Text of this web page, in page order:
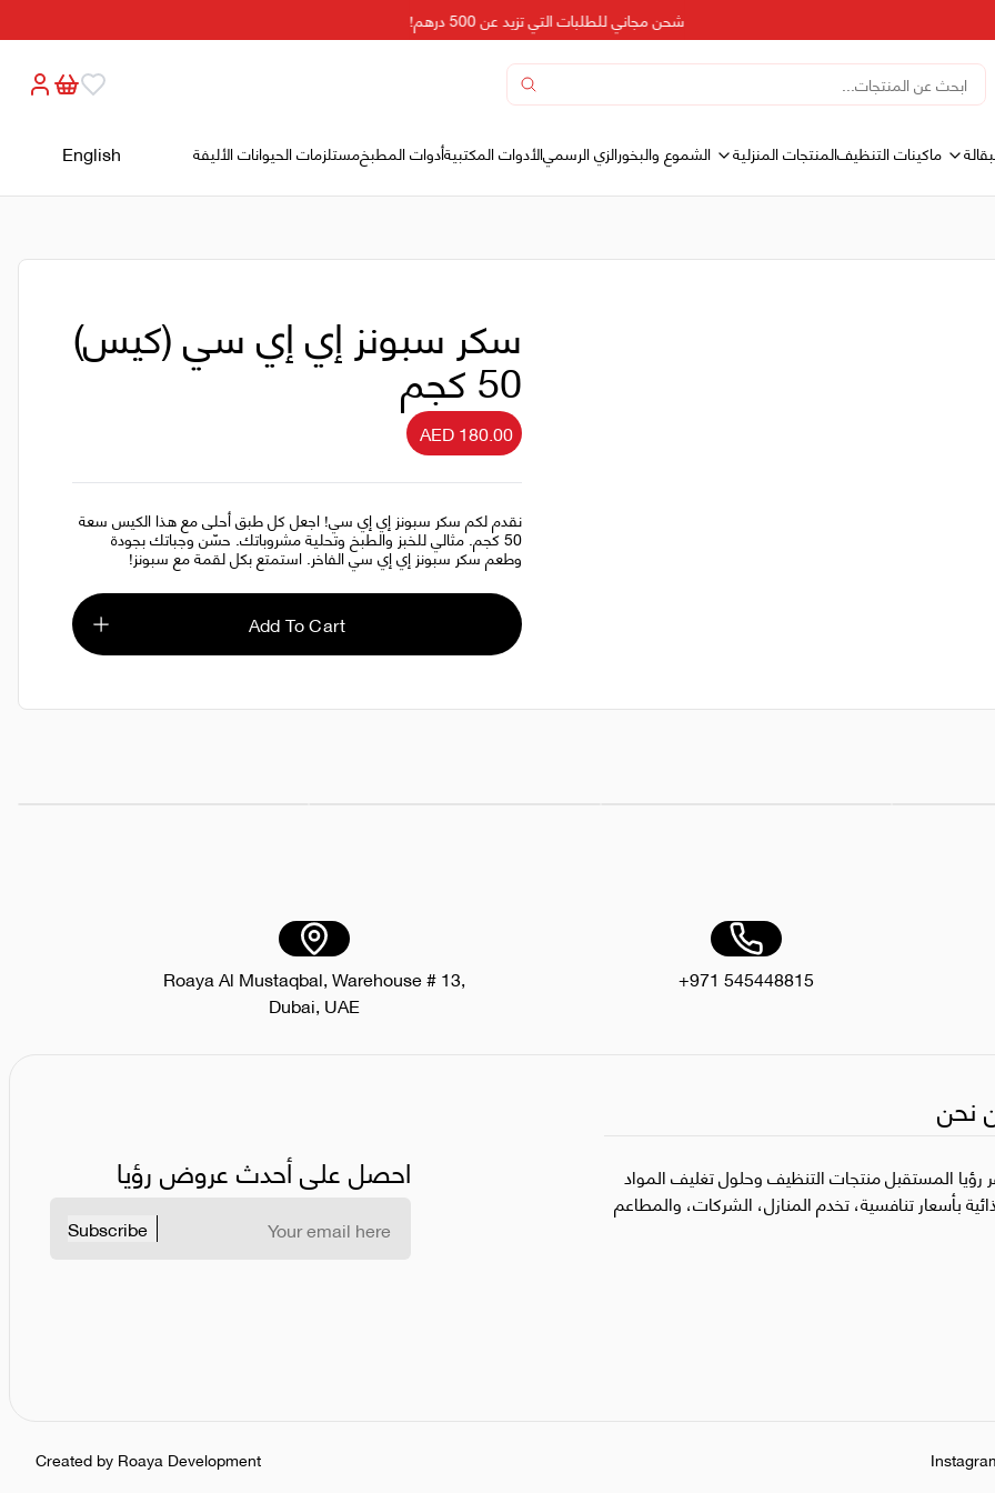
شحن مجاني للطلبات التي تزيد عن 500 درهم!
ماكينات التنظيفالمنتجات المنزلية الشموع والبخورالزي الرسميالأدوات المكتبيةأدوات المطبخمستلزمات الحيوانات الأليفة English
سكر سبونز إي إي سي (كيس)
50 كجم
AED 180.00
نقدم لكم سكر سبونز إي إي سي! اجعل كل طبق أحلى مع هذا الكيس سعة
50 كجم. مثالي للخبز والطبخ وتحلية مشروباتك. حسّن وجباتك بجودة
وطعم سكر سبونز إي إي سي الفاخر. استمتع بكل لقمة مع سبونز!
Add To Cart
+971 545448815
Roaya Al Mustaqbal, Warehouse # 13,
Dubai, UAE
نحن
رؤيا المستقبل منتجات التنظيف وحلول تغليف المواد
بأسعار تنافسية، تخدم المنازل، الشركات، والمطاعم
احصل على أحدث عروض رؤيا
Subscribe
Created by Roaya Development